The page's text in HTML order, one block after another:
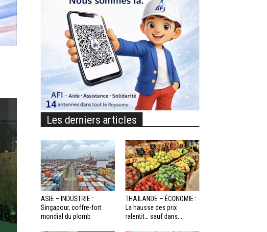
Les derniers articles
ASIE – INDUSTRIE :
Singapour, coffre-fort
mondial du plomb
THAÏLANDE – ÉCONOMIE :
La hausse des prix
ralentit… sauf dans...